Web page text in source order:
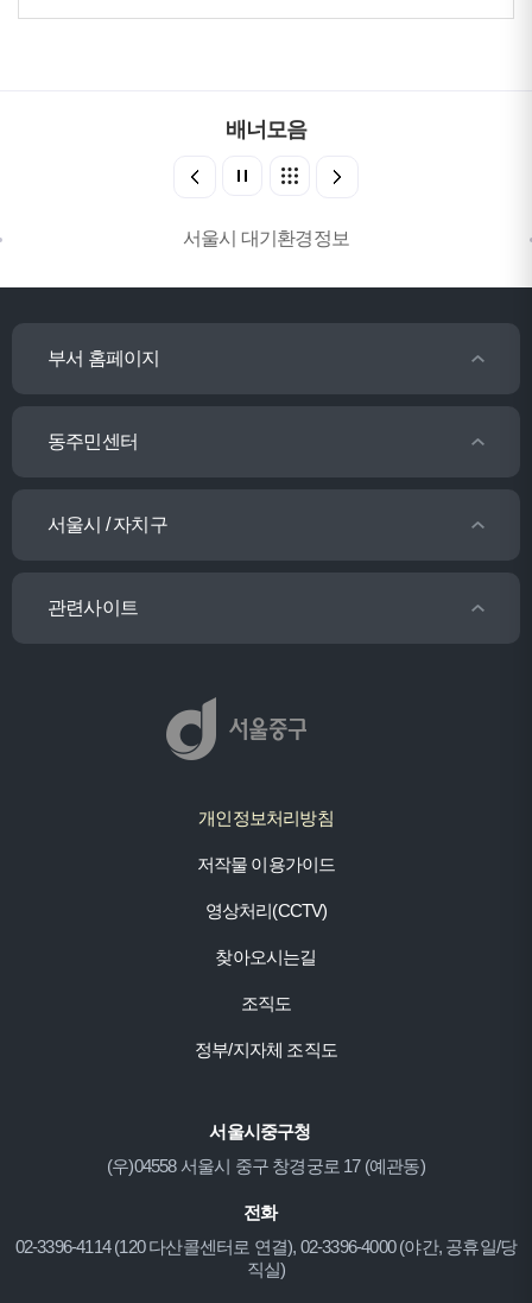
배너모음
서울시 대기환경정보
부서 홈페이지
동주민센터
서울시 / 자치구
관련사이트
개인정보처리방침
저작물 이용가이드
영상처리(CCTV)
찾아오시는길
조직도
정부/지자체 조직도
서울시중구청
(우)04558 서울시 중구 창경궁로 17 (예관동)
전화
02-3396-4114 (120 다산콜센터로 연결), 02-3396-4000 (야간, 공휴일/당
직실)